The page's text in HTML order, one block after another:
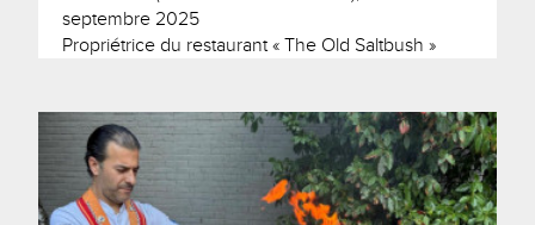
septembre 2025
Propriétrice du restaurant « The Old Saltbush »